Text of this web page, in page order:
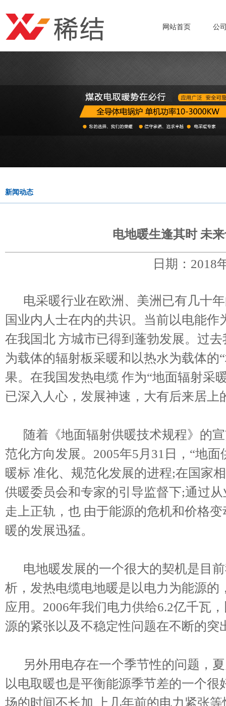
网站首页 公
新闻动态
电地暖生逢其时 未
日期：2018
电采暖行业在欧洲、美洲已有几十
国业内人士在内的共识。当前以电能
在我国北 方城市已得到蓬勃发展。过
为载体的辐射板采暖和以热水为载体的
果。在我国发热电缆 作为“地面辐射采
已深入人心，发展神速，大有后来居上
随着《地面辐射供暖技术规程》的
范化方向发展。2005年5月31日，“地
暖标 准化、规范化发展的进程;在国家
供暖委员会和专家的引导监督下;通过
走上正轨，也 由于能源的危机和价格
暖的发展迅猛。
电地暖发展的一个很大的契机是目
析，发热电缆电地暖是以电力为能源
应用。2006年我们电力供给6.2亿千瓦
源的紧张以及不稳定性问题在不断的突
另外用电存在一个季节性的问题，
以电取暖也是平衡能源季节差的一个
场的时间不长加 上几年前的电力紧张